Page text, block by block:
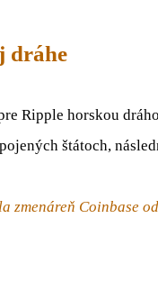
dráhe
Ripple horskou
štátoch,
zmenáreň Coinbase